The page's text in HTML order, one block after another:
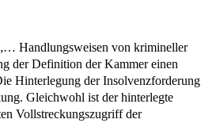
Handlungsweisen von krimineller
der Definition der Kammer einen
Hinterlegung der Insolvenzforderung
Gleichwohl ist der hinterlegte
Vollstreckungszugriff der